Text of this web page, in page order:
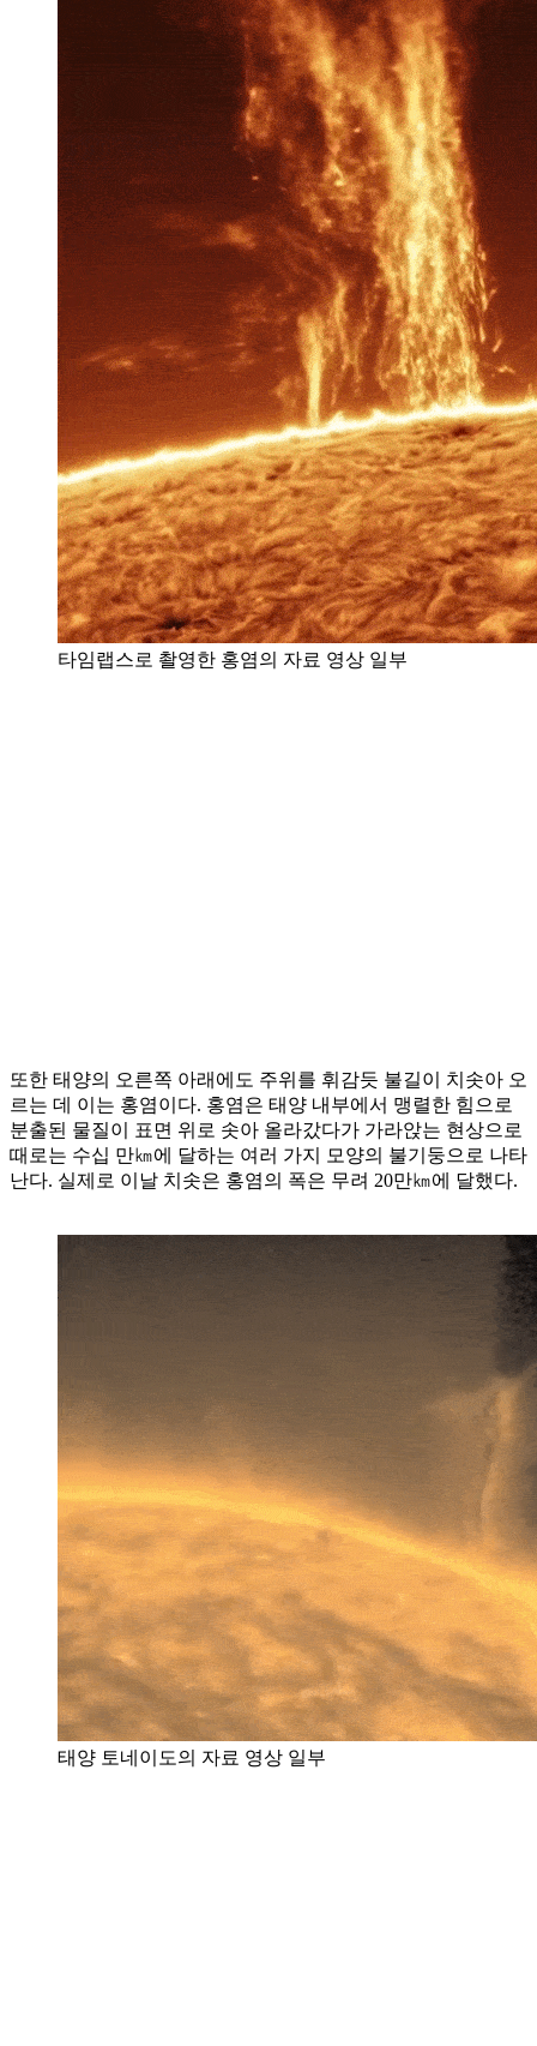
타임랩스로 촬영한 홍염의 자료 영상 일부
또한 태양의 오른쪽 아래에도 주위를 휘감듯 불길이 치솟아 오
르는 데 이는 홍염이다. 홍염은 태양 내부에서 맹렬한 힘으로
분출된 물질이 표면 위로 솟아 올라갔다가 가라앉는 현상으로
때로는 수십 만㎞에 달하는 여러 가지 모양의 불기둥으로 나타
난다. 실제로 이날 치솟은 홍염의 폭은 무려 20만㎞에 달했다.
태양 토네이도의 자료 영상 일부